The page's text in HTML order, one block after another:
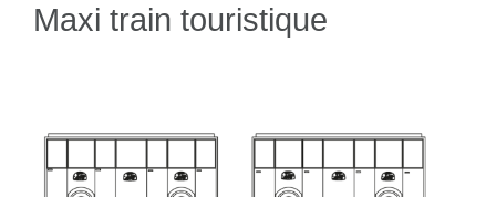
Maxi train touristique